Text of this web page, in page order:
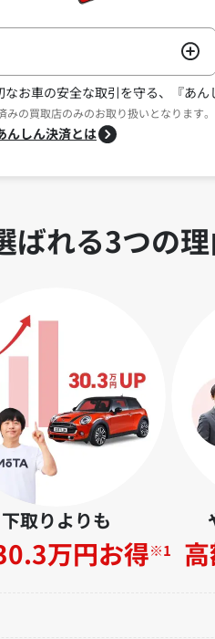
なお車の安全な取引を守る、『あん
の買取店のみのお取り扱いとなります。
んしん決済とは
ばれる3つの
下取りよりも
万円お得※1